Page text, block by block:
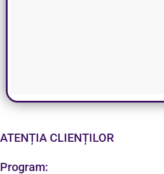
ATENȚIA CLIENȚILOR
Program: